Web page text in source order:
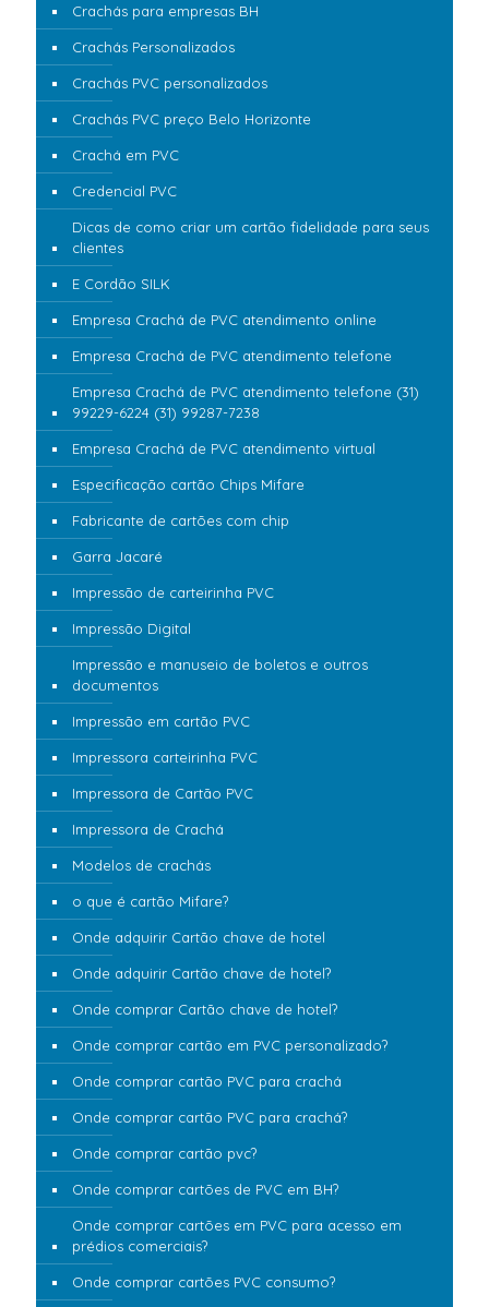
Crachás para empresas BH
Crachás Personalizados
Crachás PVC personalizados
Crachás PVC preço Belo Horizonte
Crachá em PVC
Credencial PVC
Dicas de como criar um cartão fidelidade para seus
clientes
E Cordão SILK
Empresa Crachá de PVC atendimento online
Empresa Crachá de PVC atendimento telefone
Empresa Crachá de PVC atendimento telefone (31)
99229-6224 (31) 99287-7238
Empresa Crachá de PVC atendimento virtual
Especificação cartão Chips Mifare
Fabricante de cartões com chip
Garra Jacaré
Impressão de carteirinha PVC
Impressão Digital
Impressão e manuseio de boletos e outros
documentos
Impressão em cartão PVC
Impressora carteirinha PVC
Impressora de Cartão PVC
Impressora de Crachá
Modelos de crachás
o que é cartão Mifare?
Onde adquirir Cartão chave de hotel
Onde adquirir Cartão chave de hotel?
Onde comprar Cartão chave de hotel?
Onde comprar cartão em PVC personalizado?
Onde comprar cartão PVC para crachá
Onde comprar cartão PVC para crachá?
Onde comprar cartão pvc?
Onde comprar cartões de PVC em BH?
Onde comprar cartões em PVC para acesso em
prédios comerciais?
Onde comprar cartões PVC consumo?